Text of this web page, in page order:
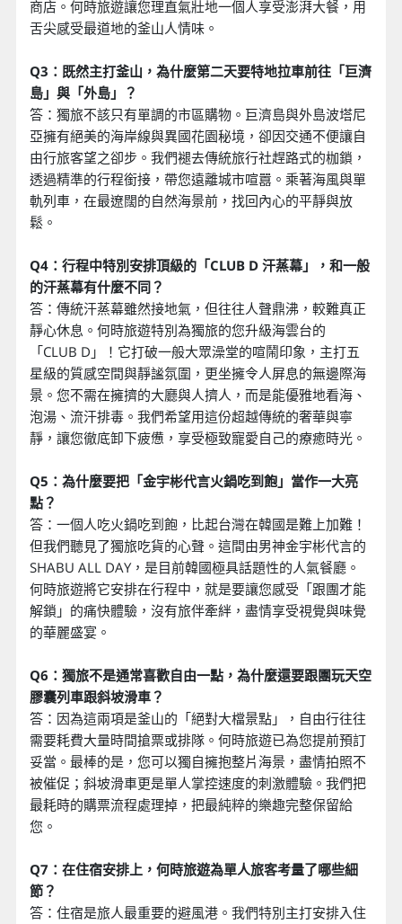
商店。何時旅遊讓您理直氣壯地一個人享受澎湃大餐，用
舌尖感受最道地的釜山人情味。
Q3：既然主打釜山，為什麼第二天要特地拉車前往「巨濟
島」與「外島」？
答：獨旅不該只有單調的市區購物。巨濟島與外島波塔尼
亞擁有絕美的海岸線與異國花園秘境，卻因交通不便讓自
由行旅客望之卻步。我們褪去傳統旅行社趕路式的枷鎖，
透過精準的行程銜接，帶您遠離城市喧囂。乘著海風與單
軌列車，在最遼闊的自然海景前，找回內心的平靜與放
鬆。
Q4：行程中特別安排頂級的「CLUB D 汗蒸幕」，和一般
的汗蒸幕有什麼不同？
答：傳統汗蒸幕雖然接地氣，但往往人聲鼎沸，較難真正
靜心休息。何時旅遊特別為獨旅的您升級海雲台的
「CLUB D」！它打破一般大眾澡堂的喧鬧印象，主打五
星級的質感空間與靜謐氛圍，更坐擁令人屏息的無邊際海
景。您不需在擁擠的大廳與人擠人，而是能優雅地看海、
泡湯、流汗排毒。我們希望用這份超越傳統的奢華與寧
靜，讓您徹底卸下疲憊，享受極致寵愛自己的療癒時光。
Q5：為什麼要把「金宇彬代言火鍋吃到飽」當作一大亮
點？
答：一個人吃火鍋吃到飽，比起台灣在韓國是難上加難！
但我們聽見了獨旅吃貨的心聲。這間由男神金宇彬代言的
SHABU ALL DAY，是目前韓國極具話題性的人氣餐廳。
何時旅遊將它安排在行程中，就是要讓您感受「跟團才能
解鎖」的痛快體驗，沒有旅伴牽絆，盡情享受視覺與味覺
的華麗盛宴。
Q6：獨旅不是通常喜歡自由一點，為什麼還要跟團玩天空
膠囊列車跟斜坡滑車？
答：因為這兩項是釜山的「絕對大檔景點」，自由行往往
需要耗費大量時間搶票或排隊。何時旅遊已為您提前預訂
妥當。最棒的是，您可以獨自擁抱整片海景，盡情拍照不
被催促；斜坡滑車更是單人掌控速度的刺激體驗。我們把
最耗時的購票流程處理掉，把最純粹的樂趣完整保留給
您。
Q7：在住宿安排上，何時旅遊為單人旅客考量了哪些細
節？
答：住宿是旅人最重要的避風港。我們特別主打安排入住